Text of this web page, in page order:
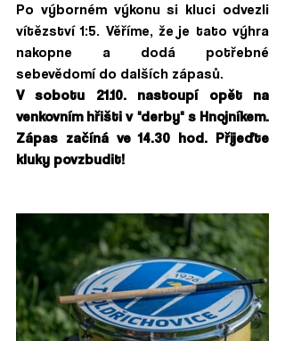
Po výborném výkonu si kluci odvezli
vítězství 1:5. Věříme, že je tato výhra
nakopne a dodá potřebné
sebevědomí do dalších zápasů.
V sobotu 21.10. nastoupí opět na
venkovním hřišti v "derby" s Hnojníkem.
Zápas začíná ve 14.30 hod. Přijeďte
kluky povzbudit!